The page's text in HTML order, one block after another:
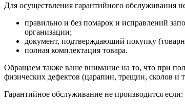
Для осуществления гарантийного обслуживания
правильно и без помарок и исправлений
организации;
документ, подтверждающий покупку
полная комплектация товара.
Обращаем также ваше внимание на то, что при
физических дефектов (царапин, трещин, сколов и
Гарантийное обслуживание не производится если: